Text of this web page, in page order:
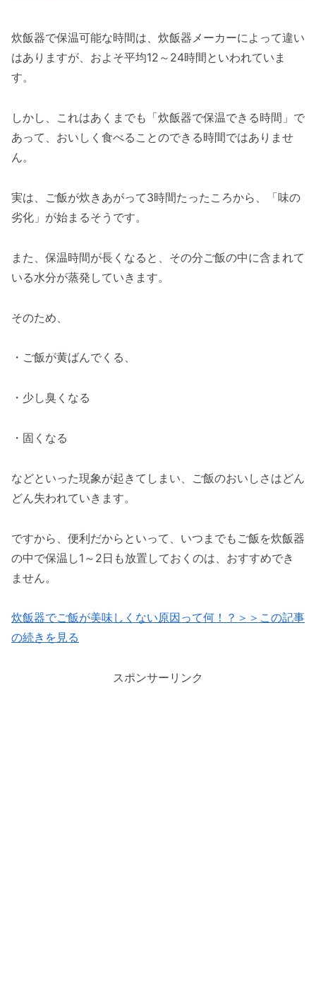
炊飯器で保温可能な時間は、炊飯器メーカーによって違い
はありますが、およそ平均12～24時間といわれていま
す。
しかし、これはあくまでも「炊飯器で保温できる時間」で
あって、おいしく食べることのできる時間ではありませ
ん。
実は、ご飯が炊きあがって3時間たったころから、「味の
劣化」が始まるそうです。
また、保温時間が長くなると、その分ご飯の中に含まれて
いる水分が蒸発していきます。
そのため、
・ご飯が黄ばんでくる、
・少し臭くなる
・固くなる
などといった現象が起きてしまい、ご飯のおいしさはどん
どん失われていきます。
ですから、便利だからといって、いつまでもご飯を炊飯器
の中で保温し1～2日も放置しておくのは、おすすめでき
ません。
炊飯器でご飯が美味しくない原因って何！？＞＞この記事
の続きを見る
スポンサーリンク